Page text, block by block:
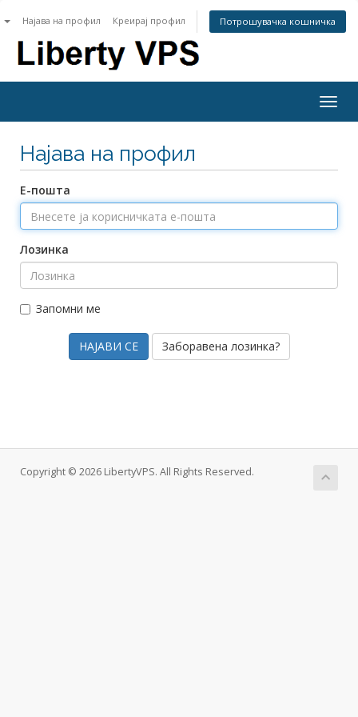
Најава на профил Креирај профил Потрошувачка кошничка
Најава на профил
Е-пошта
Лозинка
Запомни ме
Заборавена лозинка?
Copyright © 2026 LibertyVPS. All Rights Reserved.